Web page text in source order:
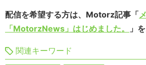
配信を希望する方は、Motorz記事「
「MotorzNews」はじめました。
」
関連キーワード